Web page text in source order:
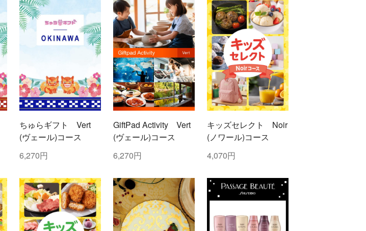
ちゅらギフト Vert
(ヴェール)コース
6,270円
GiftPad Activity Vert
(ヴェール)コース
6,270円
キッズセレクト Noir
(ノワール)コース
4,070円